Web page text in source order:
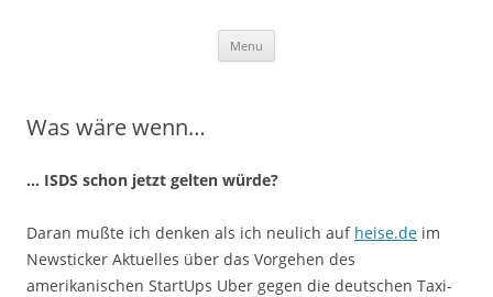
Menu
Was wäre wenn…
… ISDS schon jetzt gelten würde?
Daran mußte ich denken als ich neulich auf heise.de im
Newsticker Aktuelles über das Vorgehen des
amerikanischen StartUps Uber gegen die deutschen Taxi-